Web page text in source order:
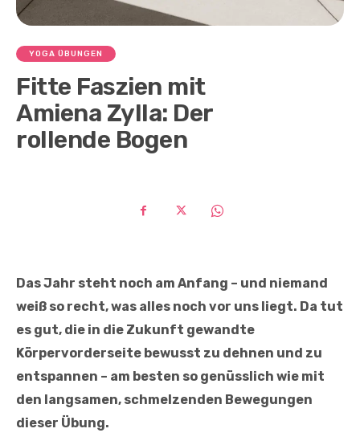
YOGA ÜBUNGEN
Fitte Faszien mit
Amiena Zylla: Der
rollende Bogen
Das Jahr steht noch am Anfang – und niemand
weiß so recht, was alles noch vor uns liegt. Da tut
es gut, die in die Zukunft gewandte
Körpervorderseite bewusst zu dehnen und zu
entspannen – am besten so genüsslich wie mit
den langsamen, schmelzenden Bewegungen
dieser Übung.